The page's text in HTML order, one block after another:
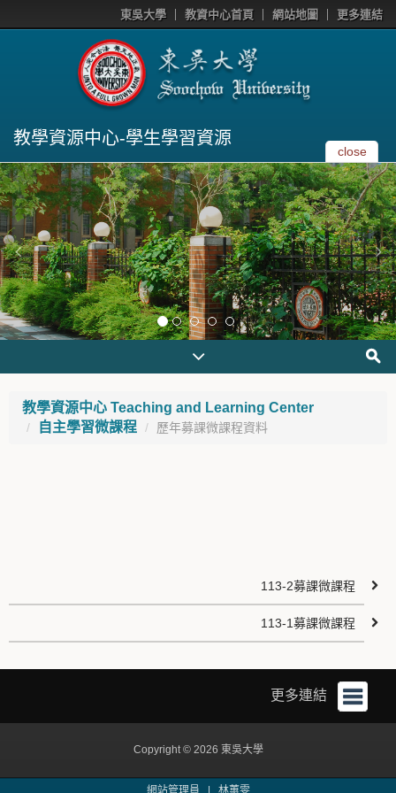
東吳大學 教資中心首頁 網站地圖 更多連結
教學資源中心-學生學習資源
close
教學資源中心 Teaching and Learning Center
自主學習微課程
歷年募課微課程資料
113-2募課微課程
113-1募課微課程
更多連結
Copyright © 2026 東吳大學
網站管理員 | 林蕙雯